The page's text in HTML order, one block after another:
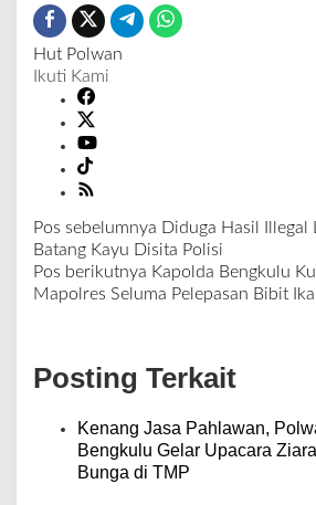
Hut Polwan
Ikuti Kami
N
a
v
a
s
Pos sebelumnya Diduga Hasil Illegal
Batang Kayu Disita Polisi
Pos berikutnya Kapolda Bengkulu
Mapolres Seluma Pelepasan Bibit
Posting Terkait
Kenang Jasa Pahlawan,
Bengkulu Gelar Upacara
Bunga di TMP